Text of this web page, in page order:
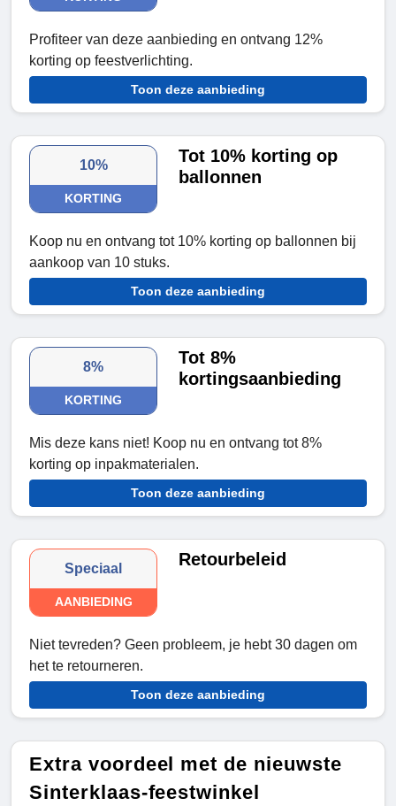
Profiteer van deze aanbieding en ontvang 12%
korting op feestverlichting.
Toon deze aanbieding
10%
KORTING
Tot 10% korting op
ballonnen
Koop nu en ontvang tot 10% korting op ballonnen bij
aankoop van 10 stuks.
Toon deze aanbieding
8%
KORTING
Tot 8%
kortingsaanbieding
Mis deze kans niet! Koop nu en ontvang tot 8%
korting op inpakmaterialen.
Toon deze aanbieding
Speciaal
AANBIEDING
Retourbeleid
Niet tevreden? Geen probleem, je hebt 30 dagen om
het te retourneren.
Toon deze aanbieding
Extra voordeel met de nieuwste
Sinterklaas-feestwinkel